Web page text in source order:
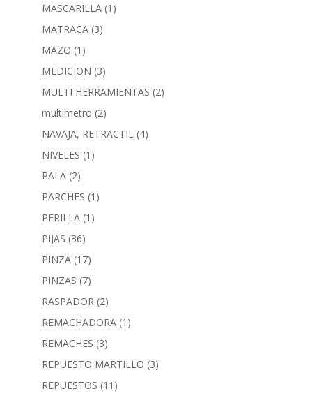
MASCARILLA (1)
MATRACA (3)
MAZO (1)
MEDICION (3)
MULTI HERRAMIENTAS (2)
multimetro (2)
NAVAJA, RETRACTIL (4)
NIVELES (1)
PALA (2)
PARCHES (1)
PERILLA (1)
PIJAS (36)
PINZA (17)
PINZAS (7)
RASPADOR (2)
REMACHADORA (1)
REMACHES (3)
REPUESTO MARTILLO (3)
REPUESTOS (11)